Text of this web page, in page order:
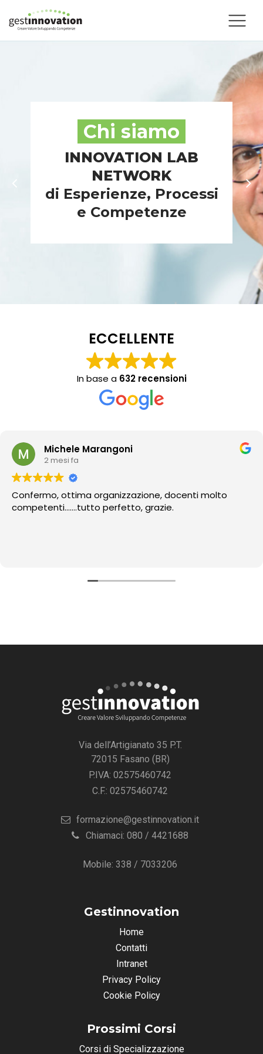
Chi siamo
INNOVATION LAB
NETWORK
di Esperienze, Processi
e Competenze
ECCELLENTE
In base a 632 recensioni
Michele Marangoni
2 mesi fa
Confermo, ottima organizzazione, docenti molto
competenti…….tutto perfetto, grazie.
Via dell’Artigianato 35 P.T.
72015 Fasano (BR)
P.IVA: 02575460742
C.F.: 02575460742
formazione@gestinnovation.it
Chiamaci: 080 / 4421688
Mobile: 338 / 7033206
Gestinnovation
Home
Contatti
Intranet
Privacy Policy
Cookie Policy
Prossimi Corsi
Corsi di Specializzazione